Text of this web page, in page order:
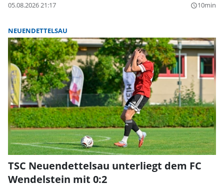
05.08.2026 21:17 query_builder10min
NEUENDETTELSAU
TSC Neuendettelsau unterliegt dem FC
Wendelstein mit 0:2